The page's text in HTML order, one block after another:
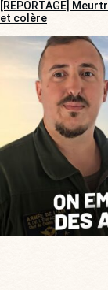
[REPORTAGE]
et colère